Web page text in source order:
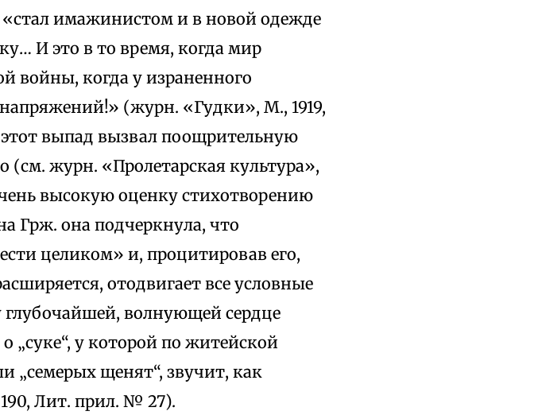
имажинистом и в новой одежде
И это в то время, когда мир
войны, когда у израненного
(журн. «Гудки», М., 1919,
этот выпад вызвал поощрительную
(см. журн. «Пролетарская культура»,
высокую оценку стихотворению
Грж. она подчеркнула, что
целиком» и, процитировав его,
отодвигает все условные
волнующей сердце
„суке“, у которой по житейской
„семерых щенят“, звучит, как
Лит. прил. № 27).